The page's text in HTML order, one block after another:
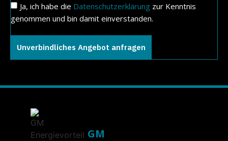
Ja, ich habe die Datenschutzerklärung zur Kenntnis
genommen und bin damit einverstanden.
Unverbindliches Angebot anfragen
GM